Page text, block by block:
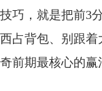
技巧，就是把前3
西占背包、别跟
奇前期最核心的赢